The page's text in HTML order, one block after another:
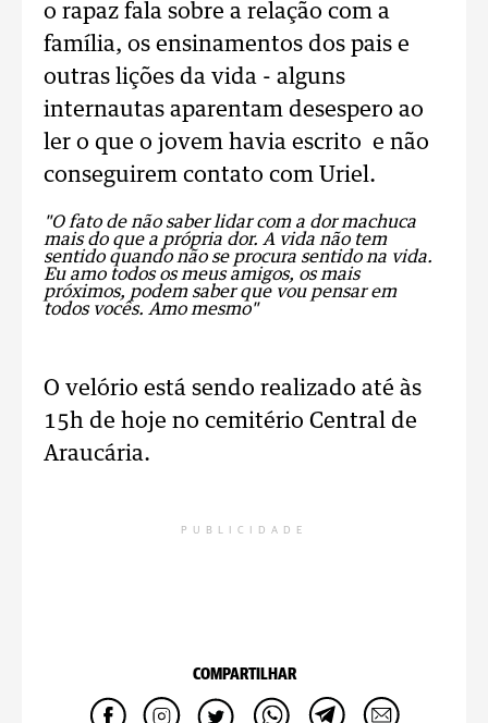
o rapaz fala sobre a relação com a
família, os ensinamentos dos pais e
outras lições da vida - alguns
internautas aparentam desespero ao
ler o que o jovem havia escrito e não
conseguirem contato com Uriel.
"O fato de não saber lidar com a dor machuca
mais do que a própria dor. A vida não tem
sentido quando não se procura sentido na vida.
Eu amo todos os meus amigos, os mais
próximos, podem saber que vou pensar em
todos vocês. Amo mesmo"
O velório está sendo realizado até às
15h de hoje no cemitério Central de
Araucária.
PUBLICIDADE
COMPARTILHAR